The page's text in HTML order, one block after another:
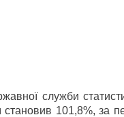
служби
101,8%, за